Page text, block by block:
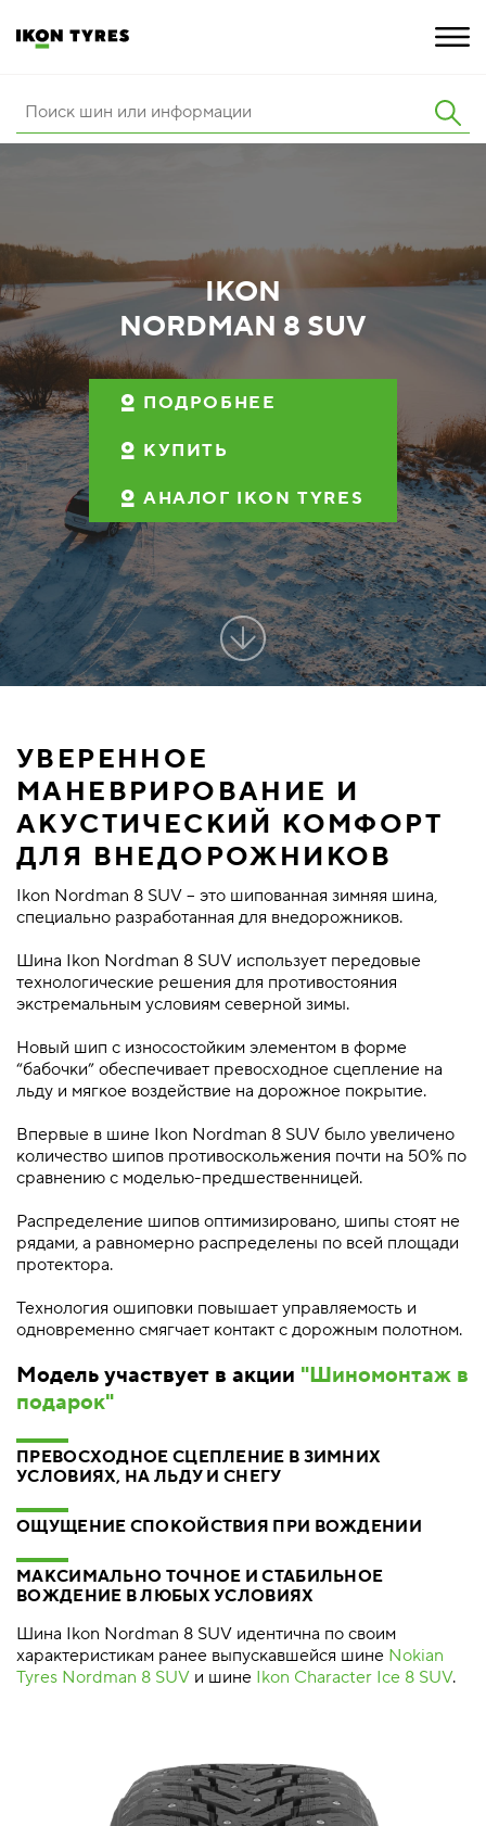
РАСШИРЕННАЯ ГАРАНТИЯ
О КОМПАНИИ
КАРЬЕРА
ПОКУПКА И АКЦИИ
IKON
NORDMAN 8 SUV
ПОДРОБНЕЕ
КУПИТЬ
АНАЛОГ IKON TYRES
УВЕРЕННОЕ
МАНЕВРИРОВАНИЕ И
АКУСТИЧЕСКИЙ КОМФОРТ
ДЛЯ ВНЕДОРОЖНИКОВ
Ikon Nordman 8 SUV – это шипованная зимняя шина,
специально разработанная для внедорожников.
Шина Ikon Nordman 8 SUV использует передовые
технологические решения для противостояния
экстремальным условиям северной зимы.
Новый шип с износостойким элементом в форме
“бабочки” обеспечивает превосходное сцепление на
льду и мягкое воздействие на дорожное покрытие.
Впервые в шине Ikon Nordman 8 SUV было увеличено
количество шипов противоскольжения почти на 50% по
сравнению с моделью-предшественницей.
Распределение шипов оптимизировано, шипы стоят не
рядами, а равномерно распределены по всей площади
протектора.
Технология ошиповки повышает управляемость и
одновременно смягчает контакт с дорожным полотном.
Модель участвует в акции "Шиномонтаж в
подарок"
ПРЕВОСХОДНОЕ СЦЕПЛЕНИЕ В ЗИМНИХ
УСЛОВИЯХ, НА ЛЬДУ И СНЕГУ
ОЩУЩЕНИЕ СПОКОЙСТВИЯ ПРИ ВОЖДЕНИИ
МАКСИМАЛЬНО ТОЧНОЕ И СТАБИЛЬНОЕ
ВОЖДЕНИЕ В ЛЮБЫХ УСЛОВИЯХ
Шина Ikon Nordman 8 SUV идентична по своим
характеристикам ранее выпускавшейся шине Nokian
Tyres Nordman 8 SUV и шине Ikon Character Ice 8 SUV.